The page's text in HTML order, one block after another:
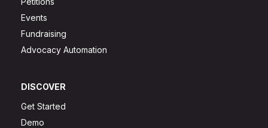
Events
Fundraising
Advocacy Automation
DISCOVER
Get Started
Demo